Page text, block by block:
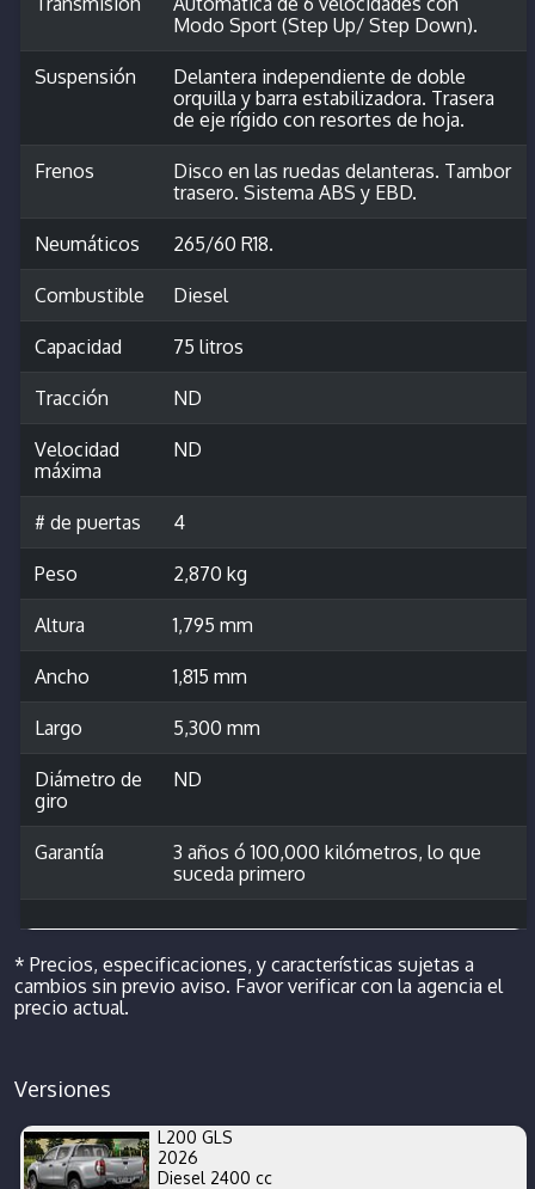
Modo Sport (Step Up/ Step Down).
Suspensión
Delantera independiente de doble
orquilla y barra estabilizadora. Trasera
de eje rígido con resortes de hoja.
Frenos
Disco en las ruedas delanteras. Tambor
trasero. Sistema ABS y EBD.
Neumáticos 265/60 R18.
Combustible Diesel
Capacidad 75 litros
Tracción ND
Velocidad
máxima
ND
# de puertas 4
Peso 2,870 kg
Altura 1,795 mm
Ancho 1,815 mm
Largo 5,300 mm
Diámetro de
giro
ND
Garantía
3 años ó 100,000 kilómetros, lo que
suceda primero
* Precios, especificaciones, y características sujetas a
cambios sin previo aviso. Favor verificar con la agencia el
precio actual.
Versiones
L200 GLS
2026
Diesel 2400 cc